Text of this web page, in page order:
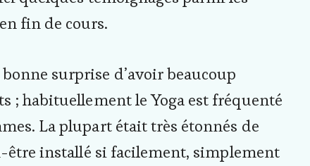
fin de cours.
surprise d’avoir beaucoup
; habituellement le Yoga est fréquenté
La plupart était très étonnés de
installé si facilement, simplement